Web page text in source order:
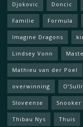
Djokovic Doncic
Familie Formula
Imagine Dragons
Lindsey Vonn
Mathieu van der Poel
overwinning
Sloveense Snooker
Thibau Nys Thuis